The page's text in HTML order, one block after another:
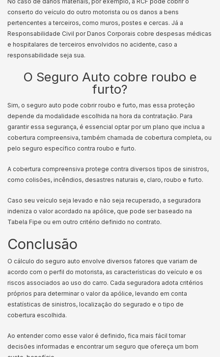
conserto do veículo do outro motorista ou os danos a bens
pertencentes a terceiros, como muros, postes e cercas. Já a
Responsabilidade Civil por Danos Corporais cobre despesas médicas
e hospitalares de terceiros envolvidos no acidente, caso a
responsabilidade seja sua.
O Seguro Auto cobre roubo e
furto?
Sim, o seguro auto pode cobrir roubo e furto, mas essa proteção
depende da modalidade escolhida na hora da contratação. Para
garantir essa segurança, é essencial optar por um plano que inclua a
cobertura compreensiva, também chamada de cobertura completa, ou
pelo seguro específico contra roubo e furto.
A cobertura compreensiva protege contra diversos tipos de sinistros,
como colisões, incêndios, desastres naturais e, claro, roubo e furto.
Caso seu veículo seja levado e não seja recuperado, a seguradora
indeniza o valor acordado na apólice, que pode ser baseado na
Tabela Fipe ou em outro critério definido no contrato.
Conclusão
O cálculo do seguro auto envolve diversos fatores que variam de
acordo com o perfil do motorista, as características do veículo e os
riscos associados ao uso do carro. Cada seguradora adota critérios
próprios para determinar o valor da apólice, levando em conta
estatísticas de sinistros, localização do segurado e o tipo de
cobertura escolhida.
Ao entender como esse valor é definido, fica mais fácil tomar
decisões informadas e encontrar um seguro que ofereça um bom